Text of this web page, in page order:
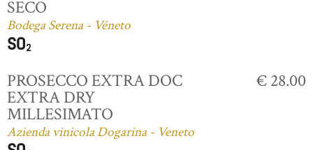
SECO
Bodega Serena - Véneto
PROSECCO EXTRA DOC
EXTRA DRY
MILLESIMATO
Azienda vinicola Dogarina - Veneto
€ 28.00